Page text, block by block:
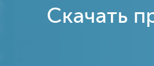
Скачать